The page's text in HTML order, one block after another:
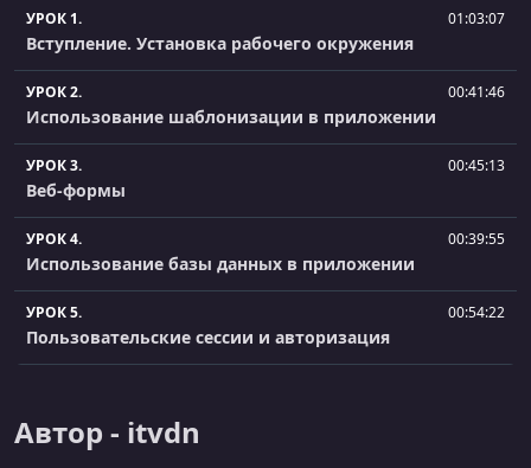
УРОК 1. 01:03:07
Вступление. Установка рабочего окружения
УРОК 2. 00:41:46
Использование шаблонизации в приложении
УРОК 3. 00:45:13
Веб-формы
УРОК 4. 00:39:55
Использование базы данных в приложении
УРОК 5. 00:54:22
Пользовательские сессии и авторизация
Автор - itvdn